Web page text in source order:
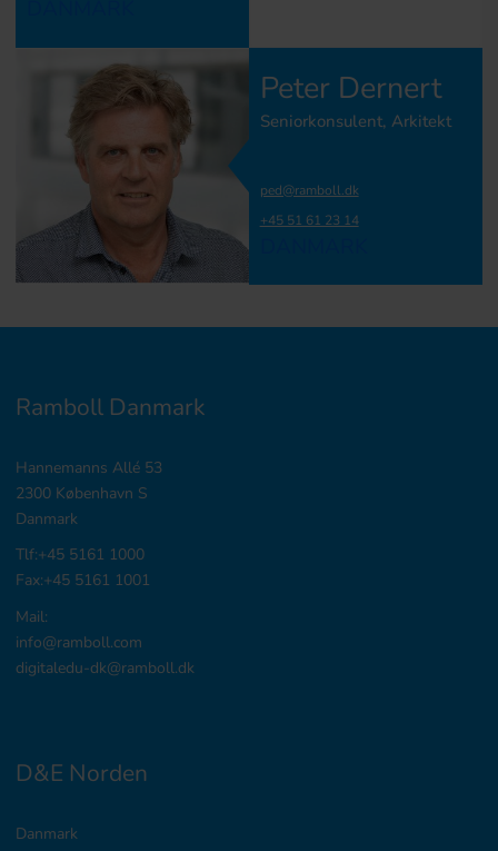
Peter Dernert
Seniorkonsulent, Arkitekt
ped@ramboll.dk
+45 51 61 23 14
Ramboll Danmark
Hannemanns Allé 53
2300 København S
Danmark
Tlf:+45 5161 1000
Fax:+45 5161 1001
Mail:
info@ramboll.com
digitaledu-dk@ramboll.dk
D&E Norden
Danmark